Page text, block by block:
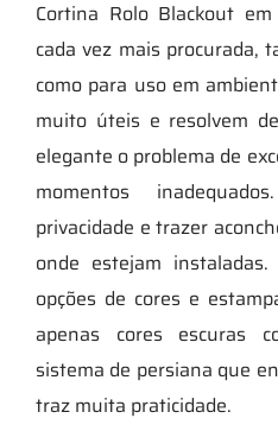
Cortina Rolo Blackout
cada vez mais procurada,
como para uso em
muito úteis e resolvem
elegante o problema de
momentos
privacidade e trazer
onde estejam
opções de cores e
apenas cores escuras
sistema de persiana que
traz muita praticidade.